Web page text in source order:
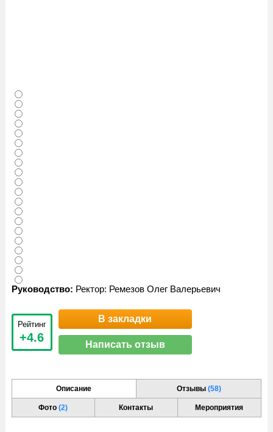
Руководство: Ректор: Ремезов Олег Валерьевич
Рейтинг
+4.6
В закладки
Написать отзыв
Описание Отзывы (58)
Фото(2) Контакты Мероприятия